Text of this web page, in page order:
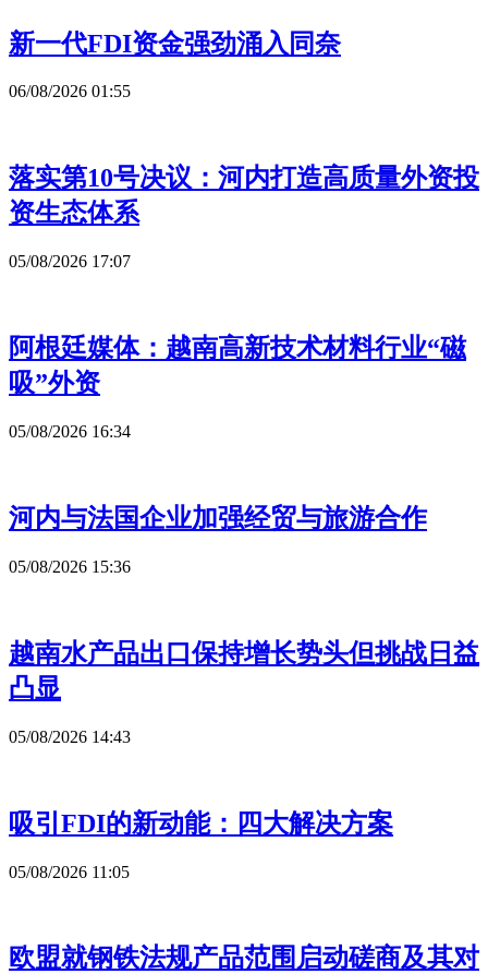
新一代FDI资金强劲涌入同奈
06/08/2026 01:55
落实第10号决议：河内打造高质量外资投
资生态体系
05/08/2026 17:07
阿根廷媒体：越南高新技术材料行业“磁
吸”外资
05/08/2026 16:34
河内与法国企业加强经贸与旅游合作
05/08/2026 15:36
越南水产品出口保持增长势头但挑战日益
凸显
05/08/2026 14:43
吸引FDI的新动能：四大解决方案
05/08/2026 11:05
欧盟就钢铁法规产品范围启动磋商及其对